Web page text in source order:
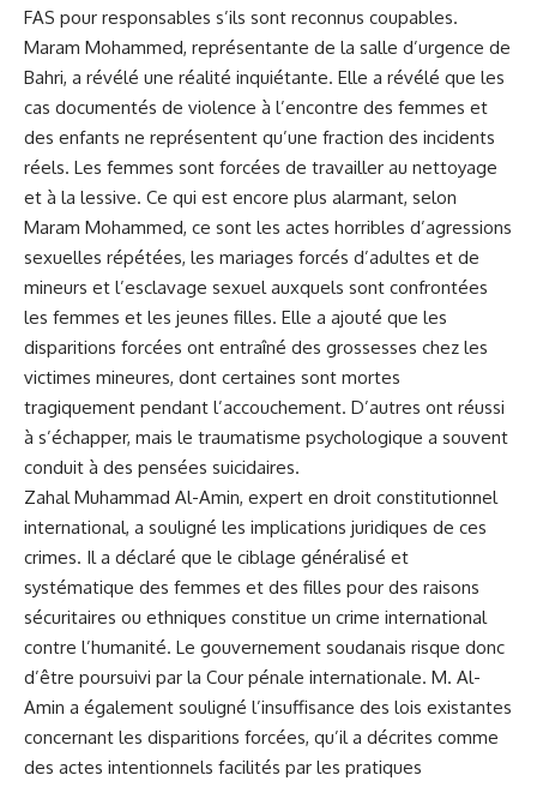
FAS ⁢pour responsables s’ils sont reconnus coupables.
Maram Mohammed,⁣ représentante de la salle d’urgence de
Bahri, a révélé une réalité inquiétante. Elle a révélé⁤ que les
cas documentés de violence à l’encontre ⁢des femmes et
⁣des enfants ne représentent‌ qu’une fraction des incidents
réels. Les femmes ‍sont forcées de travailler⁣ au nettoyage
et à ‌la lessive. Ce qui ⁢est ⁤encore plus alarmant, selon
Maram Mohammed, ce sont les actes horribles d’agressions
sexuelles‌ répétées, les mariages forcés d’adultes⁤ et de
mineurs et l’esclavage sexuel ⁣auxquels sont confrontées
les femmes et les ‌jeunes filles. Elle a ajouté que les
disparitions forcées⁣ ont entraîné des grossesses​ chez‌ les
victimes mineures, dont certaines sont mortes
tragiquement pendant l’accouchement. D’autres ont réussi
à s’échapper,⁢ mais le traumatisme psychologique ⁣a souvent
conduit à des pensées suicidaires.
Zahal Muhammad⁤ Al-Amin, expert en droit constitutionnel
international, a souligné les implications juridiques de ces
‌crimes. Il⁣ a déclaré que le ciblage généralisé ​et
systématique des femmes et‌ des filles pour des raisons
sécuritaires ou ethniques constitue un crime international
contre ​l’humanité. Le‌ gouvernement⁣ soudanais risque‍ donc
d’être poursuivi par⁤ la Cour pénale internationale. M. Al-
Amin a également souligné l’insuffisance ⁣des lois existantes
concernant les disparitions forcées, qu’il a décrites‌ comme
des actes ⁢intentionnels facilités par les pratiques